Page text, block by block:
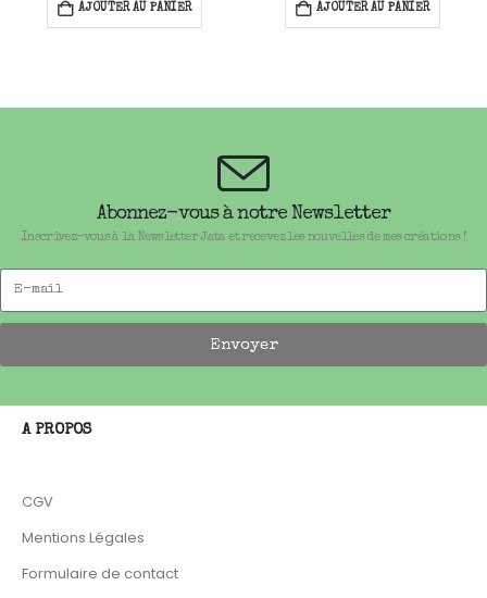
AJOUTER AU PANIER AJOUTER AU PANIER
Abonnez-vous à notre Newsletter
Inscrivez-vous à la Newsletter Jata et recevez les nouvelles de mes créations !
Envoyer
A PROPOS
CGV
Mentions Légales
Formulaire de contact